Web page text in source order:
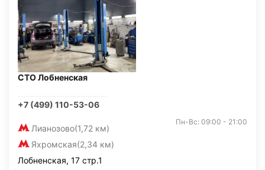
СТО Лобненская
+7 (499) 110-53-06
Лианозово(1,72 км)
Яхромская(2,34 км)
Пн-Вс: 09:00 - 21:00
Лобненская, 17 стр.1